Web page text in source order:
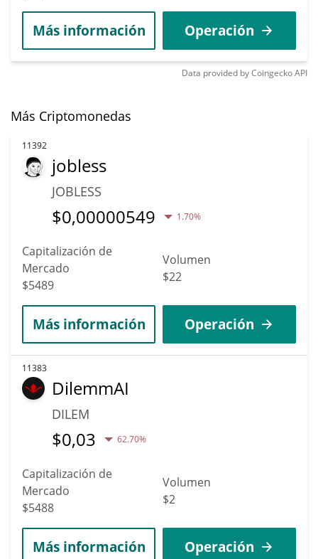
Más información Operación
Data provided byCoingeckoAPI
Más Criptomonedas
11392
jobless
JOBLESS
$0,00000549 1.70%
Capitalización de
Mercado
$5489
Volumen
$22
Más información Operación
11383
DilemmAI
DILEM
$0,03 62.70%
Capitalización de
Mercado
$5488
Volumen
$2
Más información Operación